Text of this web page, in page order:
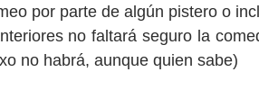
por parte de algún pistero o
no faltará seguro la
no habrá, aunque quien sabe)